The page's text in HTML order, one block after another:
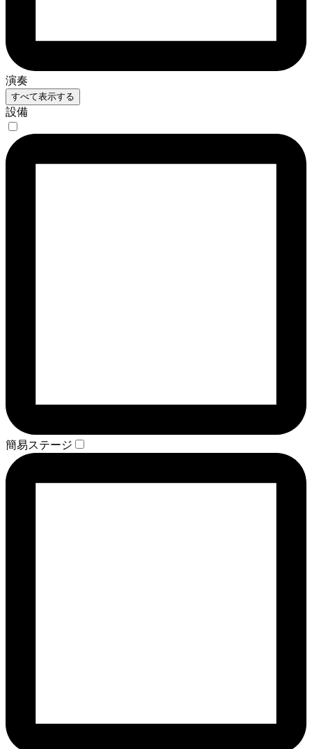
演奏
すべて表示する
設備
簡易ステージ